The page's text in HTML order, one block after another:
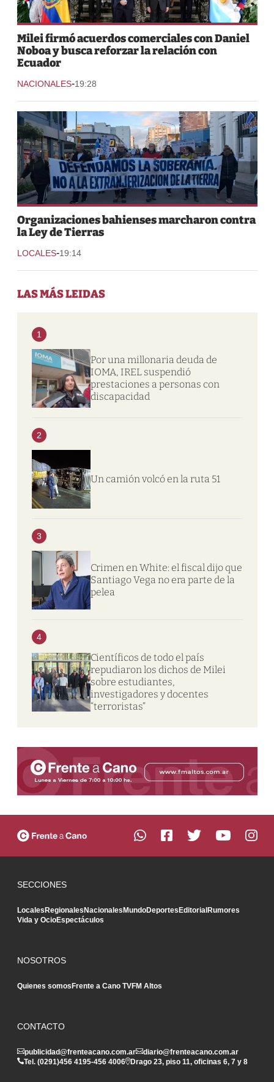
Milei firmó acuerdos comerciales con Daniel
Noboa y busca reforzar la relación con
Ecuador
NACIONALES-19:28
Organizaciones bahienses marcharon contra
la Ley de Tierras
LOCALES-19:14
LAS MÁS LEIDAS
1
Por una millonaria deuda de
IOMA, IREL suspendió
prestaciones a personas con
discapacidad
2
Un camión volcó en la ruta 51
3
Crimen en White: el fiscal dijo que
Santiago Vega no era parte de la
pelea
4
Científicos de todo el país
repudiaron los dichos de Milei
sobre estudiantes,
investigadores y docentes
“terroristas”
SECCIONES
LocalesRegionalesNacionalesMundoDeportesEditorialRumores
Vida y OcioEspectáculos
NOSOTROS
Quienes somosFrente a Cano TVFM Altos
CONTACTO
publicidad@frenteacano.com.ar
diario@frenteacano.com.ar
Tel. (0291)456 4195-456 4006 Drago 23, piso 11, oficinas 6, 7 y 8